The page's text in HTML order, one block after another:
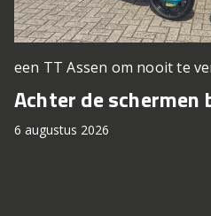
een TT Assen om nooit te
Achter de schermen
6 augustus 2026